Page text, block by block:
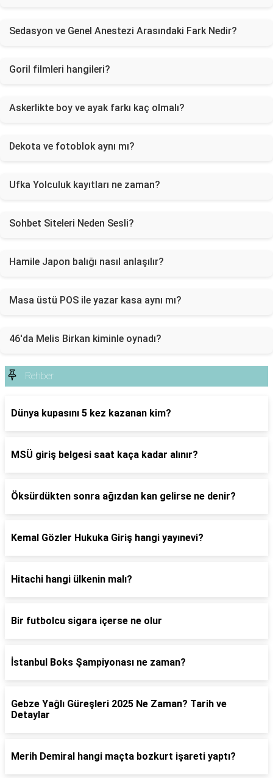
Sedasyon ve Genel Anestezi Arasındaki Fark Nedir?
Goril filmleri hangileri?
Askerlikte boy ve ayak farkı kaç olmalı?
Dekota ve fotoblok aynı mı?
Ufka Yolculuk kayıtları ne zaman?
Sohbet Siteleri Neden Sesli?
Hamile Japon balığı nasıl anlaşılır?
Masa üstü POS ile yazar kasa aynı mı?
46'da Melis Birkan kiminle oynadı?
Rehber
Dünya kupasını 5 kez kazanan kim?
MSÜ giriş belgesi saat kaça kadar alınır?
Öksürdükten sonra ağızdan kan gelirse ne denir?
Kemal Gözler Hukuka Giriş hangi yayınevi?
Hitachi hangi ülkenin malı?
Bir futbolcu sigara içerse ne olur
İstanbul Boks Şampiyonası ne zaman?
Gebze Yağlı Güreşleri 2025 Ne Zaman? Tarih ve
Detaylar
Merih Demiral hangi maçta bozkurt işareti yaptı?